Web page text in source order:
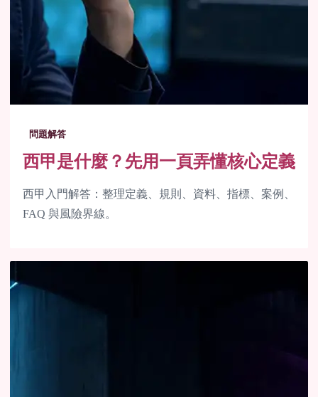
問題解答
西甲是什麼？先用一頁弄懂核心定義
西甲入門解答：整理定義、規則、資料、指標、案例、
FAQ 與風險界線。